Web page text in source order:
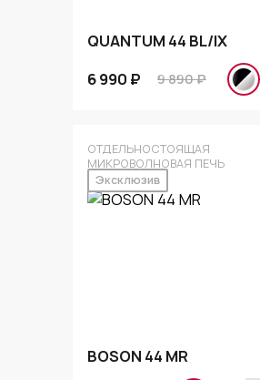
QUANTUM 44 BL/IX
6 990 ₽
9 890 ₽
ОТДЕЛЬНОСТОЯЩАЯ
МИКРОВОЛНОВАЯ ПЕЧЬ
Эксклюзив
BOSON 44 MR